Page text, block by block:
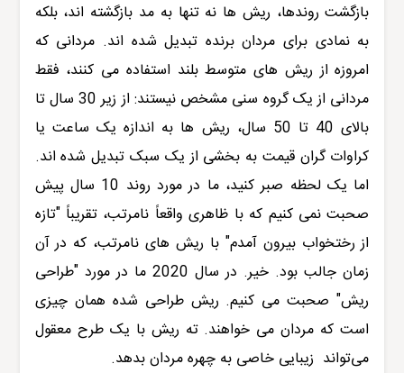
بازگشت روندها، ریش ها نه تنها به مد بازگشته اند، بلکه
به نمادی برای مردان برنده تبدیل شده اند. مردانی که
امروزه از ریش های متوسط بلند استفاده می کنند، فقط
مردانی از یک گروه سنی مشخص نیستند: از زیر 30 سال تا
بالای 40 تا 50 سال، ریش ها به اندازه یک ساعت یا
کراوات گران قیمت به بخشی از یک سبک تبدیل شده اند.
اما یک لحظه صبر کنید، ما در مورد روند 10 سال پیش
صحبت نمی کنیم که با ظاهری واقعاً نامرتب، تقریباً "تازه
از رختخواب بیرون آمدم" با ریش های نامرتب، که در آن
زمان جالب بود. خیر. در سال 2020 ما در مورد "طراحی
ریش" صحبت می کنیم. ریش طراحی شده همان چیزی
است که مردان می خواهند. ته ریش با یک طرح معقول
می‌تواند زیبایی خاصی به چهره مردان بدهد.